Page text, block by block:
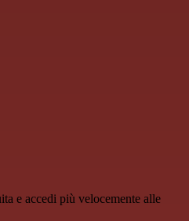
e accedi più velocemente alle